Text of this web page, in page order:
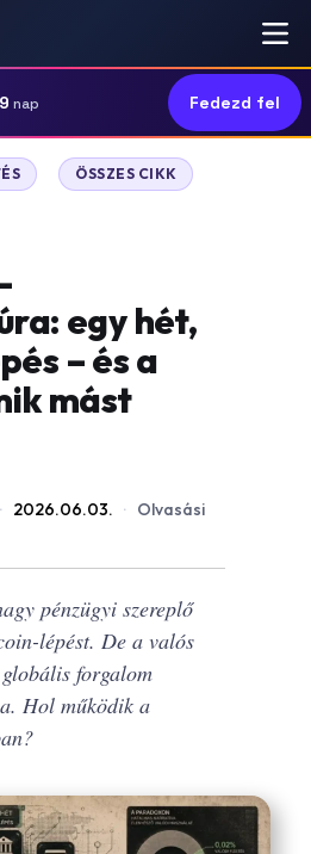
nap Fedezd fel
| ÖSSZES CIKK
egy hét,
– és a
mást
· 2026.06.03. · Olvasási
pénzügyi szereplő
lépést. De a valós
forgalom
Hol működik a